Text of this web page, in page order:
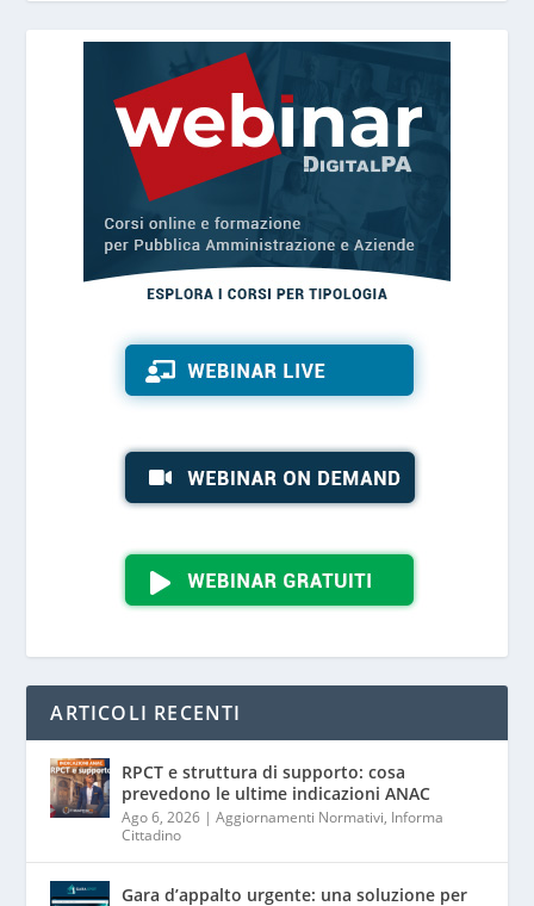
ARTICOLI RECENTI
RPCT e struttura di supporto: cosa
prevedono le ultime indicazioni ANAC
Ago 6, 2026 |Aggiornamenti Normativi, Informa
Cittadino
Gara d’appalto urgente: una soluzione per